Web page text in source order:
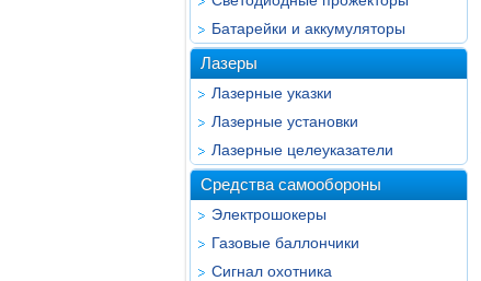
Батарейки и аккумуляторы
Лазеры
Лазерные указки
Лазерные установки
Лазерные целеуказатели
Средства самообороны
Электрошокеры
Газовые баллончики
Сигнал охотника